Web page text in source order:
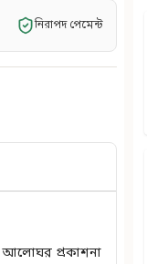
নিরাপদ পেমেন্ট
আলোঘর প্রকাশনা